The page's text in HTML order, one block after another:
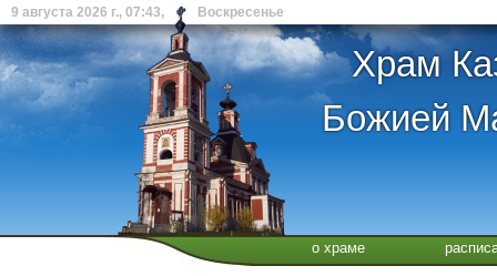
9 августа 2026 г., 07:43, Воскресенье
Храм
Божией
о храме